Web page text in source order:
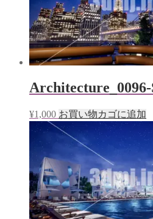
Architecture_0096-
¥1,000 お買い物カゴに追加